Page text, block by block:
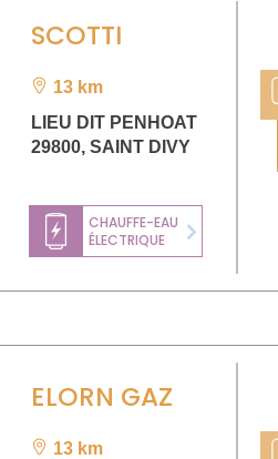
SCOTTI
13 km
LIEU DIT PENHOAT
29800,SAINT DIVY
CHAUFFE-EAU
ÉLECTRIQUE
Next
ELORN GAZ
13 km